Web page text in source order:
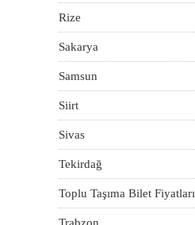
Rize
Sakarya
Samsun
Siirt
Sivas
Tekirdağ
Toplu Taşıma Bilet Fiyatları